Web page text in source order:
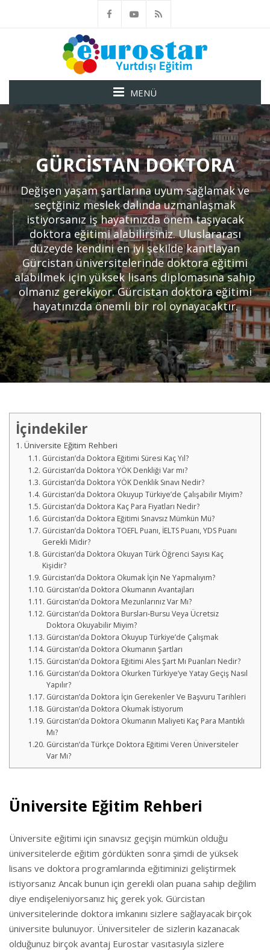
MENÜ
GÜRCISTAN DOKTORA
Değişen yaşam şartlarına uyum sağlamak ve
seçtğiniz meslek dalında uzmanlaşmak
istiyorsanız iş hayatınızda önem taşıyacak
doktora eğitimi alabilirsiniz. Uluslararası
düzeyde kendini en iyi şekilde kanıtlayan
Gürcistan üniversitelerinde doktora eğitimi
alabilmek için yüksek lisans diplomasına sahip
olmanız gerekiyor. Gürcistan doktora eğitimi
hayatınızda önemli bir rol oynayacaktır.
İçindekiler
Üniversite Eğitim Rehberi
Gürcistan’da Doktora Eğitimi Süresi Kaç Yıl?
Gürcistan’da Doktora YÖK Denkliği Var mı?
Gürcistan’da Doktora YÖK Denklik Sınavı Nedir?
Gürcistan’da Doktora Okuyup Türkiye’de Çalışabilir Miyim?
Gürcistan’da Doktora Kaç Para Fiyatları Nedir?
Gürcistan’da Doktora Eğitimi Sınavsız Mümkün Mü?
Gürcistan’da Doktora TOEFL Puanı, İELTS Puanı, YDS Puanı
Gerekli Midir?
Gürcistan’da Doktora Okuyan Türk Öğrenci Sayısı Kaç
Kişidir?
Gürcistan’da Doktora Okumak İçin Ne Yapmalıyım?
Gürcistan’da Doktora Okumanın Avantajları
Gürcistan’da Doktora Mezunlarınız Var Mı?
Gürcistan’da Doktora Bursları-Bursu Veya Ücretsiz
Doktora Okuyabilir Miyim?
Gürcistan’da Doktora Okuyup Türkiye’de Çalışmak
Gürcistan’da Doktora Okumanın Şartları
Gürcistan’da Doktora Eğitimi Ales Şart Mı Puanları Nedir?
Gürcistan’da Doktora Okurken Türkiye’ye Yatay Geçiş Nasıl
Yapılır?
Gürcistan’da Doktora İçin Gerekenler Ve Başvuru Tarihleri
Gürcistan’da Doktora Okumak İstiyorum
Gürcistan’da Doktora Okumanın Maliyeti Kaç Para Mantıklı
Mı?
Gürcistan’da Türkçe Doktora Eğitimi Veren Üniversiteler
Var Mı?
Üniversite Eğitim Rehberi
Üniversite eğitimi için sınavsız geçişin mümkün olduğu
üniversitelerde eğitim gördükten sonra şimdi de yüksek
lisans ve doktora programlarında eğitiminizi geliştirmek
istiyorsanız Ancak bunun için gerekli olan puana sahip değilim
diye endişeleniyorsanız hiç gerek yok. Gürcistan
üniversitelerinde doktora imkanını sizlere sağlayacak birçok
üniversite bulunuyor. Üniversiteler de sizlerin kazanacak
olduğunuz birçok avantaj Eurostar vasıtasıyla sizlere